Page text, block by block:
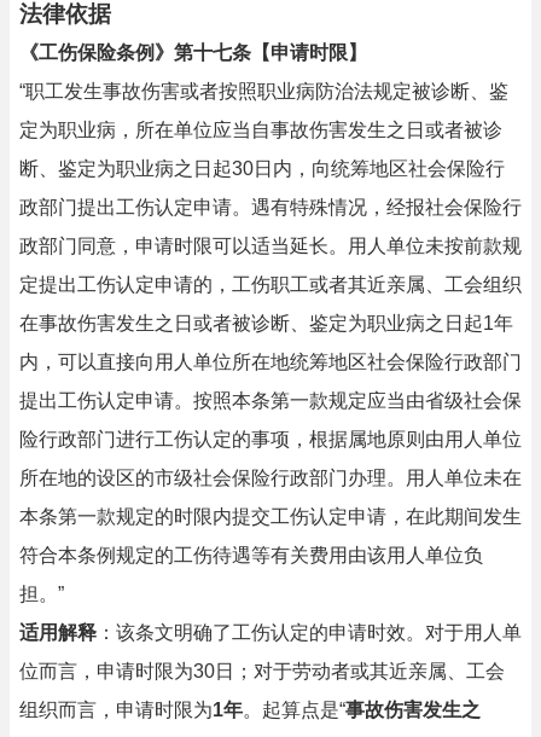
法律依据
《工伤保险条例》第十七条【申请时限】
“职工发生事故伤害或者按照职业病防治法规定被诊断、鉴
定为职业病，所在单位应当自事故伤害发生之日或者被诊
断、鉴定为职业病之日起30日内，向统筹地区社会保险行
政部门提出工伤认定申请。遇有特殊情况，经报社会保险行
政部门同意，申请时限可以适当延长。用人单位未按前款规
定提出工伤认定申请的，工伤职工或者其近亲属、工会组织
在事故伤害发生之日或者被诊断、鉴定为职业病之日起1年
内，可以直接向用人单位所在地统筹地区社会保险行政部门
提出工伤认定申请。按照本条第一款规定应当由省级社会保
险行政部门进行工伤认定的事项，根据属地原则由用人单位
所在地的设区的市级社会保险行政部门办理。用人单位未在
本条第一款规定的时限内提交工伤认定申请，在此期间发生
符合本条例规定的工伤待遇等有关费用由该用人单位负
担。”
适用解释 ：该条文明确了工伤认定的申请时效。对于用人单
位而言，申请时限为30日；对于劳动者或其近亲属、工会
组织而言，申请时限为1年。起算点是“事故伤害发生之